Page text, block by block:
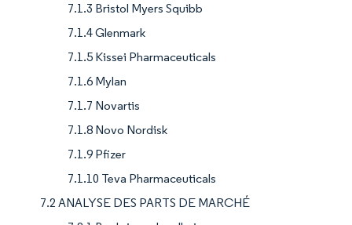
7.1.3 Bristol Myers Squibb
7.1.4 Glenmark
7.1.5 Kissei Pharmaceuticals
7.1.6 Mylan
7.1.7 Novartis
7.1.8 Novo Nordisk
7.1.9 Pfizer
7.1.10 Teva Pharmaceuticals
7.2 ANALYSE DES PARTS DE MARCHÉ